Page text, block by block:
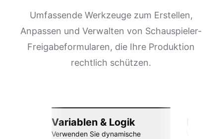
Umfassende Werkzeuge zum Erstellen,
Anpassen und Verwalten von Schauspieler-
Freigabeformularen, die Ihre Produktion
rechtlich schützen.
Variablen & Logik
Verwenden Sie dynamische